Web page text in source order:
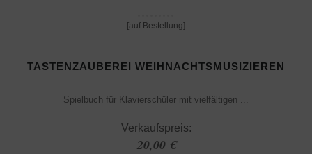
[auf Bestellung]
TASTENZAUBEREI WEIHNACHTSMUSIZIEREN
Spielbuch für Klavierschüler mit vielfältigen ...
Verkaufspreis:
20,00 €